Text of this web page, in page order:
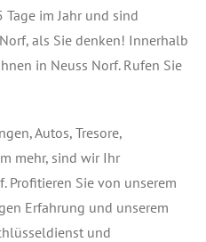
im Jahr und sind
als Sie denken! Innerhalb
in Neuss Norf. Rufen Sie
Autos, Tresore,
mehr, sind wir Ihr
Profitieren Sie von unserem
Erfahrung und unserem
und